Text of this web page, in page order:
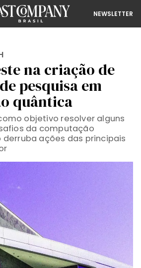
NEWSLETTER
na criação de
pesquisa em
quântica
objetivo resolver alguns
da computação
derruba ações das principais